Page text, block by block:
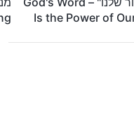
Is the Power of